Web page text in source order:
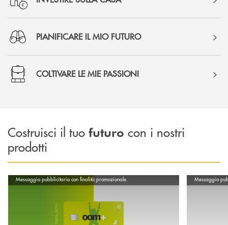
PIANIFICARE IL MIO FUTURO
COLTIVARE LE MIE PASSIONI
Costruisci il tuo futuro con i nostri
prodotti
Scopri di più oraomaipiù (oom+)
Messaggio pubblicitario con finalità promozionale. Scopri di
Messaggio